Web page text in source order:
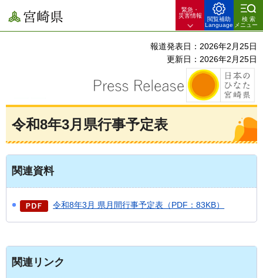
宮崎県
緊急・
災害情報
閲覧補助
Language
検索
メニュー
報道発表日：2026年2月25日
更新日：2026年2月25日
令和8年3月県行事予定表
関連資料
令和8年3月 県月間行事予定表（PDF：83KB）
関連リンク